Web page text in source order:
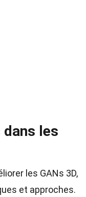
les
les GANs 3D,
et approches.